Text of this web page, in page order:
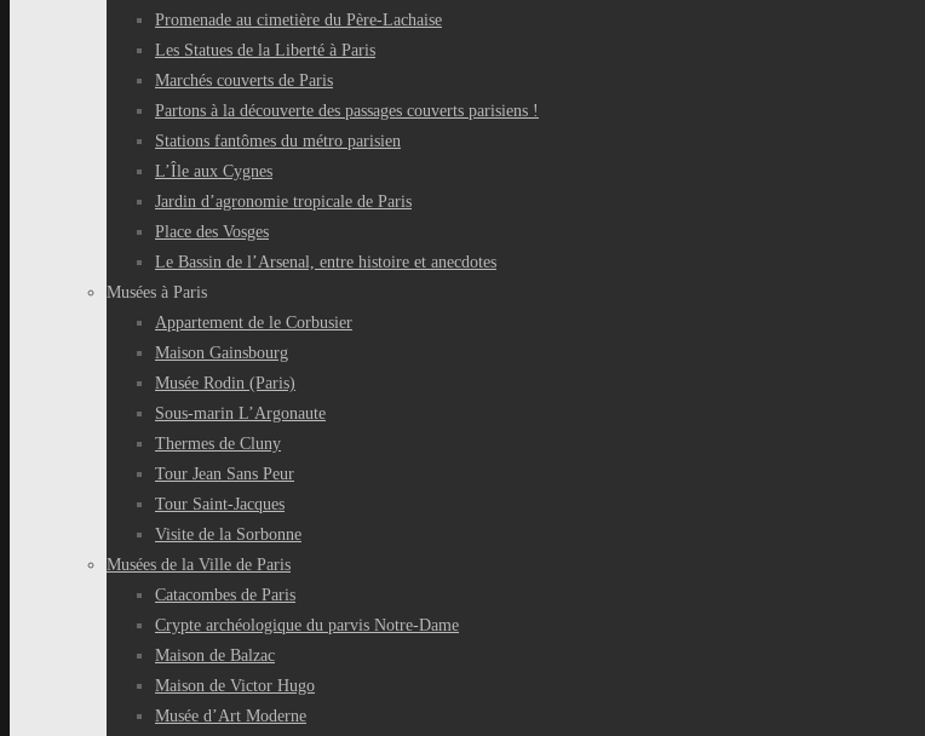
Promenade au cimetière du Père-Lachaise
Les Statues de la Liberté à Paris
Marchés couverts de Paris
Partons à la découverte des passages couverts parisiens !
Stations fantômes du métro parisien
L’Île aux Cygnes
Jardin d’agronomie tropicale de Paris
Place des Vosges
Le Bassin de l’Arsenal, entre histoire et anecdotes
Musées à Paris
Appartement de le Corbusier
Maison Gainsbourg
Musée Rodin (Paris)
Sous-marin L’Argonaute
Thermes de Cluny
Tour Jean Sans Peur
Tour Saint-Jacques
Visite de la Sorbonne
Musées de la Ville de Paris
Catacombes de Paris
Crypte archéologique du parvis Notre-Dame
Maison de Balzac
Maison de Victor Hugo
Musée d’Art Moderne